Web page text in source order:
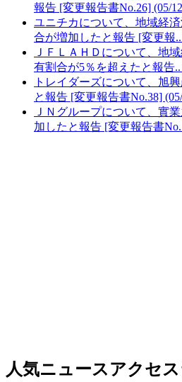
報告 [変更報告書No.26] (05/
ユニチカについて、地域経
合が増加したと報告 [変更報..
ＪＦＬＡＨＤについて、地
有割合が5％を超えたと報告..
トレイダーズについて、旭
と報告 [変更報告書No.38]
ＪＮグループについて、實
加したと報告 [変更報告書
人気ニュースアクセ